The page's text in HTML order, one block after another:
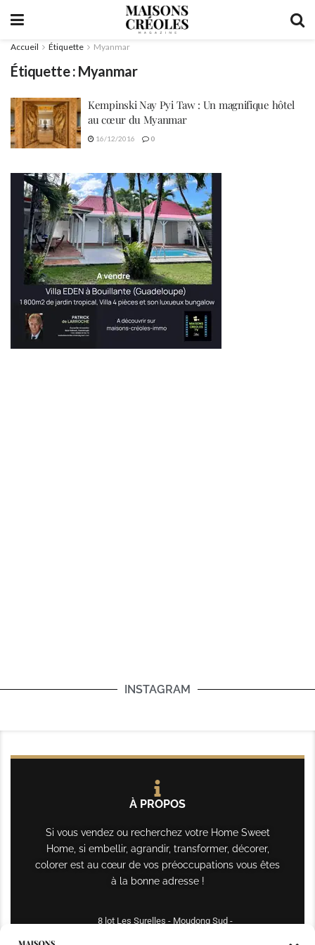
Accueil Étiquette Myanmar
Étiquette : Myanmar
Kempinski Nay Pyi Taw : Un magnifique hôtel
au cœur du Myanmar
16/12/2016 0
INSTAGRAM
À PROPOS
Si vous vendez ou recherchez votre Home Sweet
Home, si embellir, agrandir, transformer, décorer,
colorer est au cœur de vos préoccupations vous êtes
à la bonne adresse !
8 lot Les Surelles - Moudong Sud -